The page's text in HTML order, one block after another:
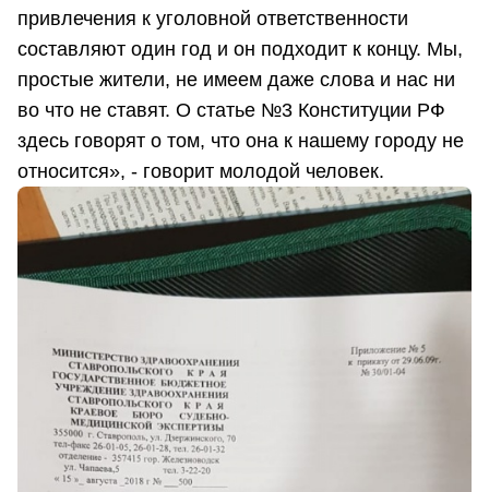
привлечения к уголовной ответственности
составляют один год и он подходит к концу. Мы,
простые жители, не имеем даже слова и нас ни
во что не ставят. О статье №3 Конституции РФ
здесь говорят о том, что она к нашему городу не
относится», - говорит молодой человек.